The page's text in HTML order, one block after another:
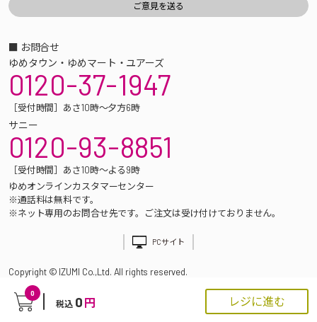
0
税込 0 円 レジに進む
■ お問合せ
ゆめタウン・ゆめマート・ユアーズ
0120-37-1947
［受付時間］あさ10時～夕方6時
サニー
0120-93-8851
［受付時間］あさ10時～よる9時
ゆめオンラインカスタマーセンター
※通話料は無料です。
※ネット専用のお問合せ先です。ご注文は受け付けておりません。
PCサイト
Copyright © IZUMI Co.,Ltd. All rights reserved.